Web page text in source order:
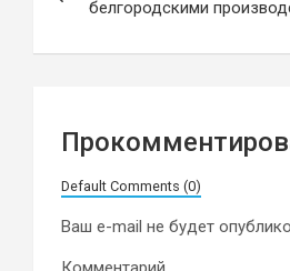
записям
белгородскими
Default Comments (0)
Ваш e-mail не будет